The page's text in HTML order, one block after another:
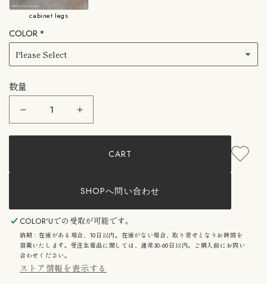
cabinet legs
COLOR
数量
COLOR&#39;U：
VEROMETAL
DINING
ロ
ル
ヴ
ェ
ロ
メ
タ
COLOR&#39;U：
VEROMETAL
DINING
WOOD
ロ
ル
ヴ
ェ
ロ
メ
タ
CART
SHOPへ問い合わせ
COLOR'Uでの受取が可能です。
納期：在庫がある場合、10日以内。在庫がない場合、取り寄せとなりお時間を
頂戴いたします。受注生産品に関しては、通常30-60日以内。ご購入前にお問い
合わせください。
ストア情報を表示する